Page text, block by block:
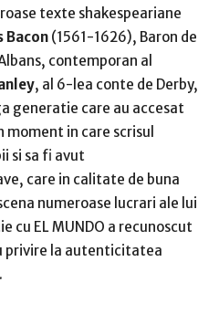
texte shakespeariane
Bacon (1561-1626), Baron de
contemporan al
, al 6-lea conte de Derby,
generatie care au accesat
in care scrisul
si sa fi avut
care in calitate de buna
numeroase lucrari ale lui
cu EL MUNDO a recunoscut
privire la autenticitatea